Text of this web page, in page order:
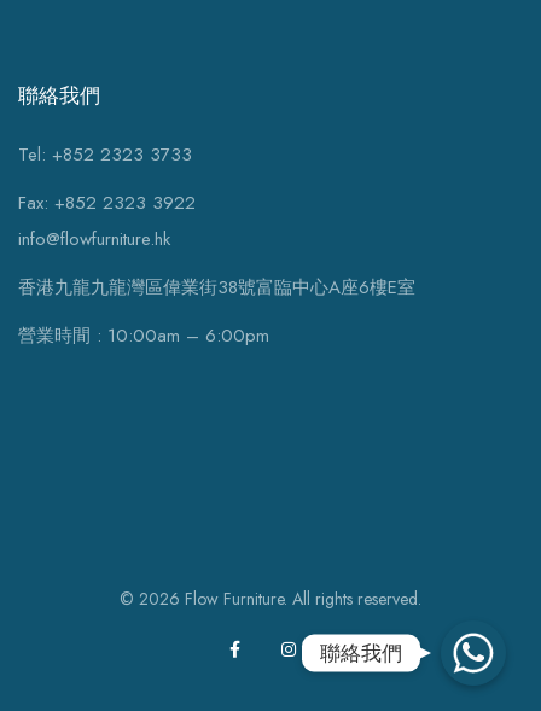
聯絡我們
Tel: +852 2323 3733
Fax: +852 2323 3922
info@flowfurniture.hk
香港九龍九龍灣區偉業街38號富臨中心A座6樓E室
營業時間 : 10:00am – 6:00pm
© 2026 Flow Furniture. All rights reserved.
聯絡我們